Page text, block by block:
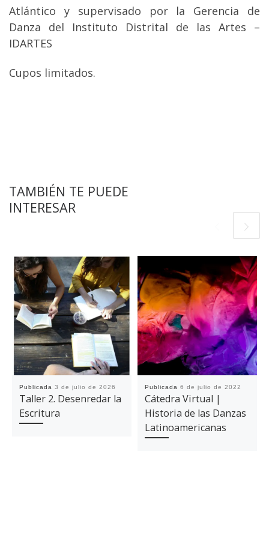
Atlántico y supervisado por la Gerencia de
Danza del Instituto Distrital de las Artes –
IDARTES
Cupos limitados.
TAMBIÉN TE PUEDE
INTERESAR
Publicada 3 de julio de 2026
Taller 2. Desenredar la
Escritura
Publicada 6 de julio de 2022
Cátedra Virtual |
Historia de las Danzas
Latinoamericanas